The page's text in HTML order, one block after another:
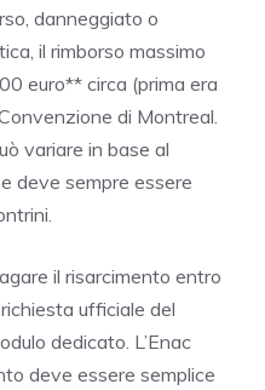
danneggiato o
il rimborso massimo
euro** circa (prima era
di Montreal.
variare in base al
deve sempre essere
il risarcimento entro
ufficiale del
dedicato. L’Enac
deve essere semplice